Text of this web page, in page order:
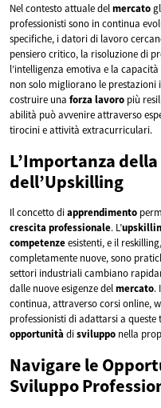
Nel contesto attuale delmercato
professionisti sono in continua
specifiche, i datori di lavoro
pensiero critico, la risoluzione di
l’intelligenza emotiva e la
non solo migliorano le
costruire una forza lavoro più
abilità può avvenire attraverso
tirocini e attività extracurriculari.
L’Importanza
dell’Upskilling
Il concetto diapprendimento
crescita professionale. L’
competenzeesistenti, e il
completamente nuove, sono
settori industriali cambiano
dalle nuove esigenze delmercato.
continua, attraverso corsi online,
professionisti di adattarsi a
opportunità disviluppo nella
Navigare le
Sviluppo